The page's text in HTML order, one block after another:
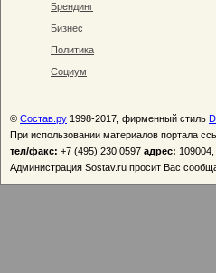
Брендинг
Бизнес
Политика
Социум
© Состав.ру 1998-2017, фирменный стиль
При использовании материалов портала
тел/факс: +7 (495) 230 0597 адрес:
Администрация Sostav.ru просит Вас